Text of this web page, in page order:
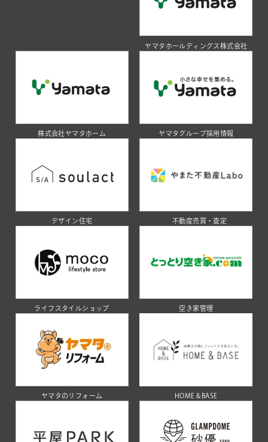
ヤマタホールディングス株式会社
株式会社ヤマタホーム ヤマタグループ採用情報
デザイン住宅 不動産売買・査定
ライフスタイルショップ 空き家管理
ヤマタのリフォーム HOME＆BASE